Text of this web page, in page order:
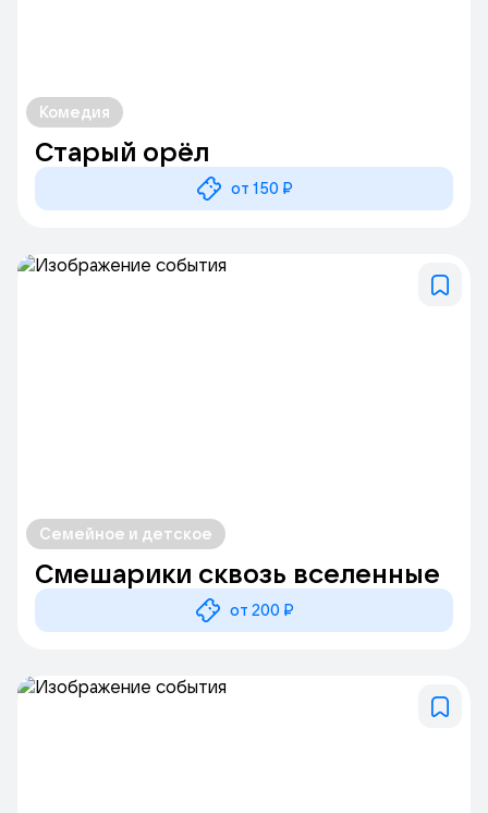
Комедия
Старый орёл
от 150 ₽
Семейное и детское
Смешарики сквозь вселенные
от 200 ₽